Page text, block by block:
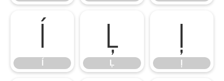
ĺ Ļ
Ļ
ļ